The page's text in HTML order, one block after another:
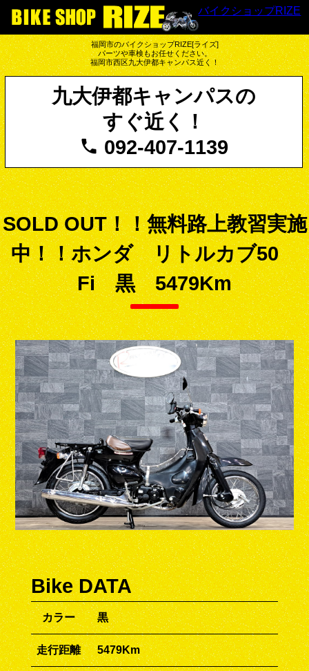
福岡市のバイクショップRIZE[ライズ]
パーツや車検もお任せください。
福岡市西区九大伊都キャンパス近く！
バイクショップRIZE
九大伊都キャンパスの
すぐ近く！
092-407-1139
SOLD OUT！！無料路上教習実施
中！！ホンダ リトルカブ50
Fi 黒 5479Km
Bike DATA
カラー 黒
走行距離 5479Km